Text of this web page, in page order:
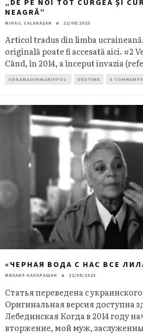
„DE PE NOI TOT CURGEA ȘI
NEAGRĂ”
MIHAIL CALARAȘAN 22/08/2023
Articol tradus din limba
originală poate fi accesată aici. #2
Când, în 2014, a început invazia
#DRAMADINMARIUPOL DESTINE 0 COMMENTS
«ЧЕРНАЯ ВОДА С НАС ВСЕ
МИХАИЛ КАЛАРАШАН 22/08/2023
Статья переведена с
Оригинальная версия доступна
Лебединская Когда в 2014 году
вторжение, мой муж,